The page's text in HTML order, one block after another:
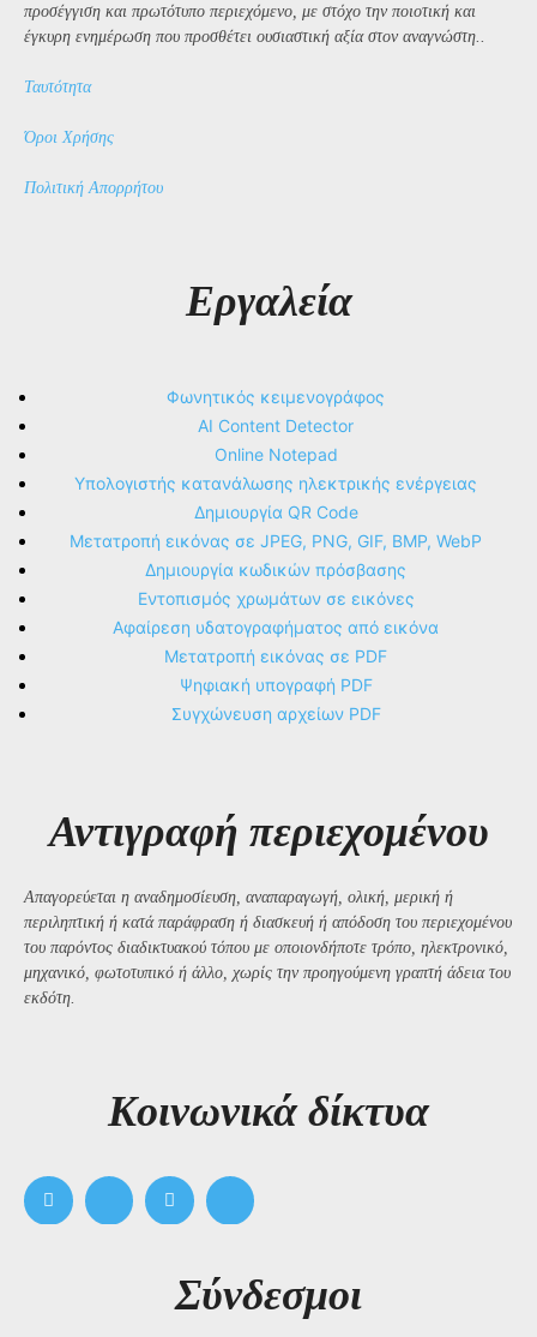
προσέγγιση και πρωτότυπο περιεχόμενο, με στόχο την ποιοτική και
έγκυρη ενημέρωση που προσθέτει ουσιαστική αξία στον αναγνώστη..
Ταυτότητα
Όροι Χρήσης
Πολιτική Απορρήτου
Εργαλεία
Φωνητικός κειμενογράφος
AI Content Detector
Online Notepad
Υπολογιστής κατανάλωσης ηλεκτρικής ενέργειας
Δημιουργία QR Code
Μετατροπή εικόνας σε JPEG, PNG, GIF, BMP, WebP
Δημιουργία κωδικών πρόσβασης
Εντοπισμός χρωμάτων σε εικόνες
Αφαίρεση υδατογραφήματος από εικόνα
Μετατροπή εικόνας σε PDF
Ψηφιακή υπογραφή PDF
Συγχώνευση αρχείων PDF
Αντιγραφή περιεχομένου
Απαγορεύεται η αναδημοσίευση, αναπαραγωγή, ολική, μερική ή
περιληπτική ή κατά παράφραση ή διασκευή ή απόδοση του περιεχομένου
του παρόντος διαδικτυακού τόπου με οποιονδήποτε τρόπο, ηλεκτρονικό,
μηχανικό, φωτοτυπικό ή άλλο, χωρίς την προηγούμενη γραπτή άδεια του
εκδότη.
Kοινωνικά δίκτυα
Σύνδεσμοι